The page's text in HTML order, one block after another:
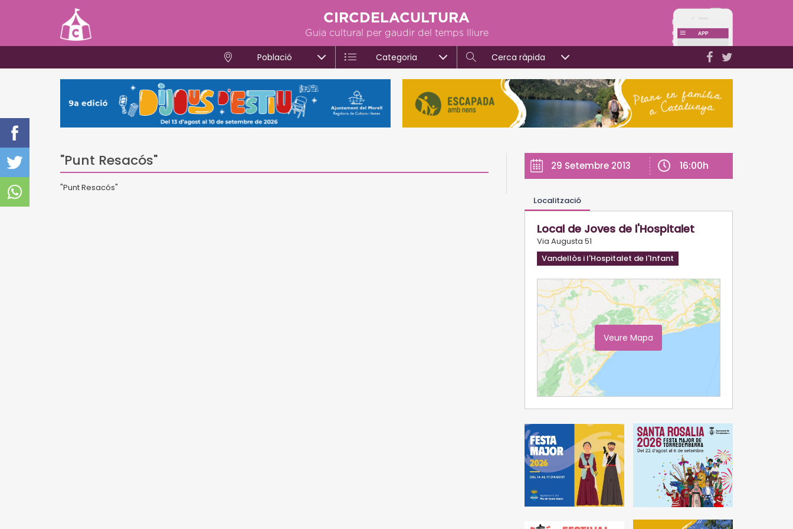
CIRCDELACULTURA
Guia cultural per gaudir del temps lliure
Població Categoria Cerca ràpida
"Punt Resacós"
"Punt Resacós"
29 Setembre 2013 16:00h
Localització
Local de Joves de l'Hospitalet
Via Augusta 51
Vandellòs i l'Hospitalet de l'Infant
Veure Mapa